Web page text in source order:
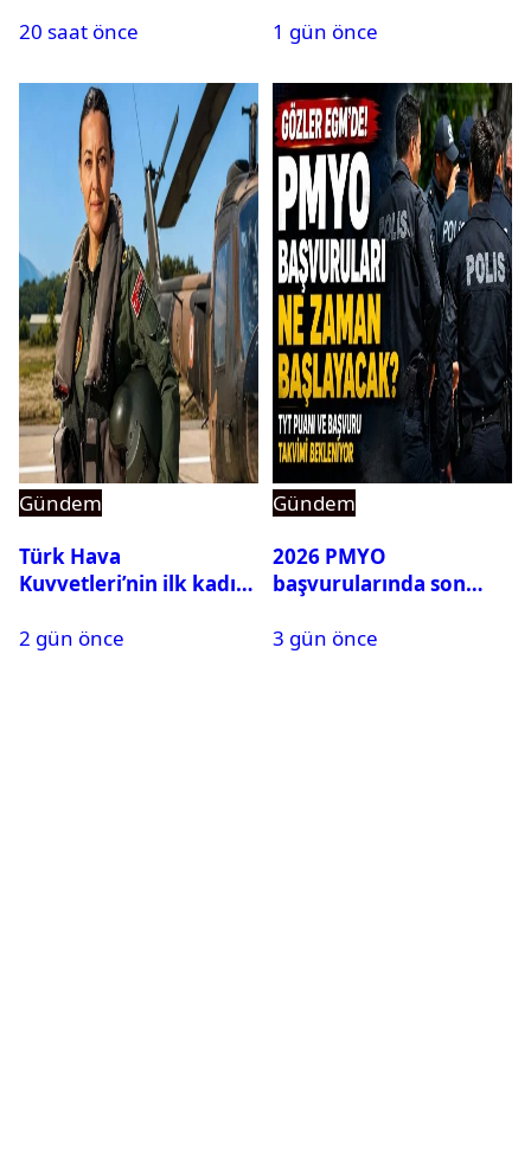
20 saat önce
1 gün önce
Gündem
Türk Hava
Kuvvetleri’nin ilk kadın
Karapınar hakkında
2 gün önce
Gündem
2026 PMYO
başvurularında son
3 gün önce